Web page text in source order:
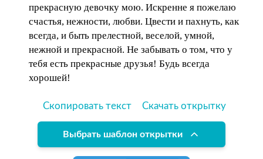
прекрасную девочку мою. Искренне я пожелаю
счастья, нежности, любви. Цвести и пахнуть, как
всегда, и быть прелестной, веселой, умной,
нежной и прекрасной. Не забывать о том, что у
тебя есть прекрасные друзья! Будь всегда
хорошей!
Скопировать текст Скачать открытку
Выбрать шаблон открытки